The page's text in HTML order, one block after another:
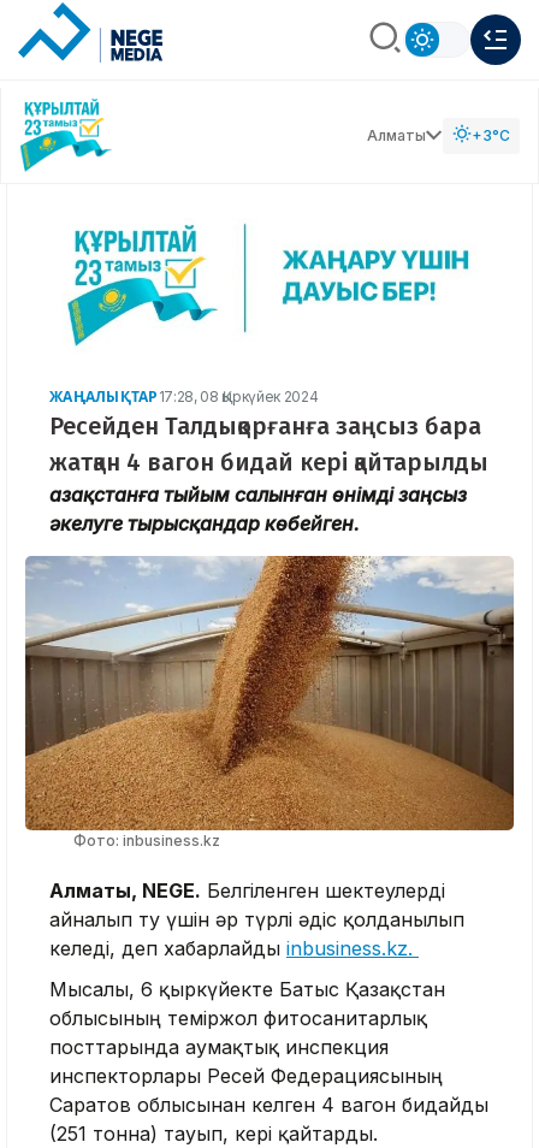
Алматы +3°C
ЖАҢАЛЫҚТАР 17:28, 08 Қыркүйек 2024
Ресейден Талдықорғанға заңсыз бара
жатқан 4 вагон бидай кері қайтарылды
Қазақстанға тыйым салынған өнімді заңсыз
әкелуге тырысқандар көбейген.
Фото: inbusiness.kz
Алматы, NEGE. Белгіленген шектеулерді
айналып өту үшін әр түрлі әдіс қолданылып
келеді, деп хабарлайды inbusiness.kz.
Мысалы, 6 қыркүйекте Батыс Қазақстан
облысының теміржол фитосанитарлық
посттарында аумақтық инспекция
инспекторлары Ресей Федерациясының
Саратов облысынан келген 4 вагон бидайды
(251 тонна) тауып, кері қайтарды.